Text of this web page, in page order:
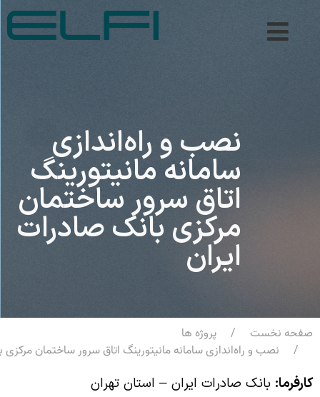
نصب و راه‌اندازی
سامانه مانیتورینگ
اتاق سرور ساختمان
مرکزی بانک صادرات
ایران
صفحه نخست
پروژه ها
نصب و راه‌اندازی سامانه مانیتورینگ اتاق سرور ساختمان مرکزی
کارفرما: بانک صادرات ایران – استان تهران